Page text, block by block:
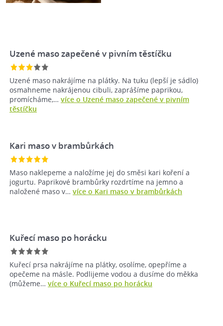
Uzené maso zapečené v pivním těstíčku
Uzené maso nakrájíme na plátky. Na tuku (lepší je sádlo)
osmahneme nakrájenou cibuli, zaprášíme paprikou,
promícháme,… více o Uzené maso zapečené v pivním
těstíčku
Kari maso v brambůrkách
Maso naklepeme a naložíme jej do směsi kari koření a
jogurtu. Paprikové brambůrky rozdrtíme na jemno a
naložené maso v… více o Kari maso v brambůrkách
Kuřecí maso po horácku
Kuřecí prsa nakrájíme na plátky, osolíme, opepříme a
opečeme na másle. Podlijeme vodou a dusíme do měkka
(můžeme… více o Kuřecí maso po horácku